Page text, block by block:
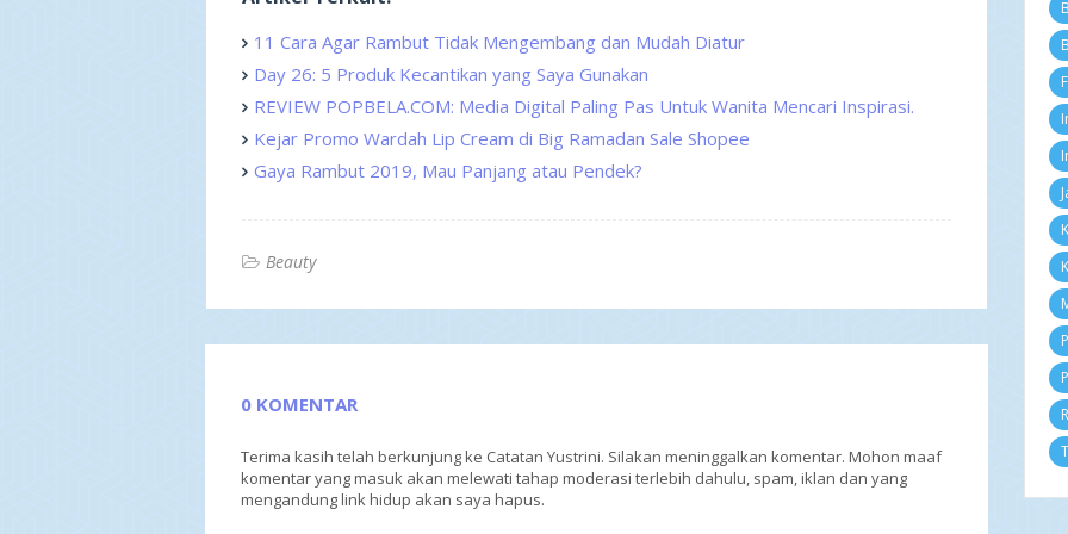
11 Cara Agar Rambut Tidak Mengembang dan Mudah Diatur
Day 26: 5 Produk Kecantikan yang Saya Gunakan
REVIEW POPBELA.COM: Media Digital Paling Pas Untuk Wanita Mencari Inspirasi.
Kejar Promo Wardah Lip Cream di Big Ramadan Sale Shopee
Gaya Rambut 2019, Mau Panjang atau Pendek?
Beauty
0 KOMENTAR
Terima kasih telah berkunjung ke Catatan Yustrini. Silakan meninggalkan komentar. Mohon maaf
komentar yang masuk akan melewati tahap moderasi terlebih dahulu, spam, iklan dan yang
mengandung link hidup akan saya hapus.